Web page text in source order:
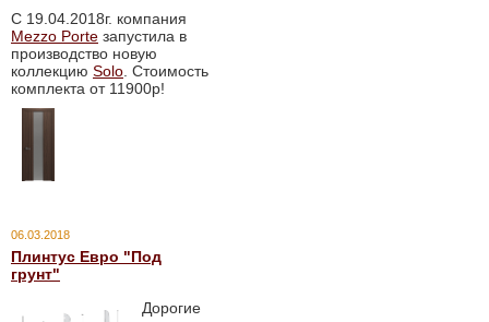
С 19.04.2018г. компания
Mezzo Porte запустила в
производство новую
коллекцию Solo . Стоимость
комплекта от 11900р!
06.03.2018
Плинтус Евро "Под
грунт"
Дорогие